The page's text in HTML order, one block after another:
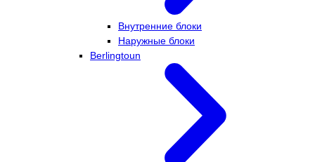
Внутренние блоки
Наружные блоки
Berlingtoun